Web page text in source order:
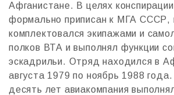
Афганистане. В целях
формально приписан к МГА СССР,
комплектовался экипажами и
полков ВТА и выполнял функции
эскадрильи. Отряд находился в
августа 1979 по ноябрь 1988
десять лет авиакомпания